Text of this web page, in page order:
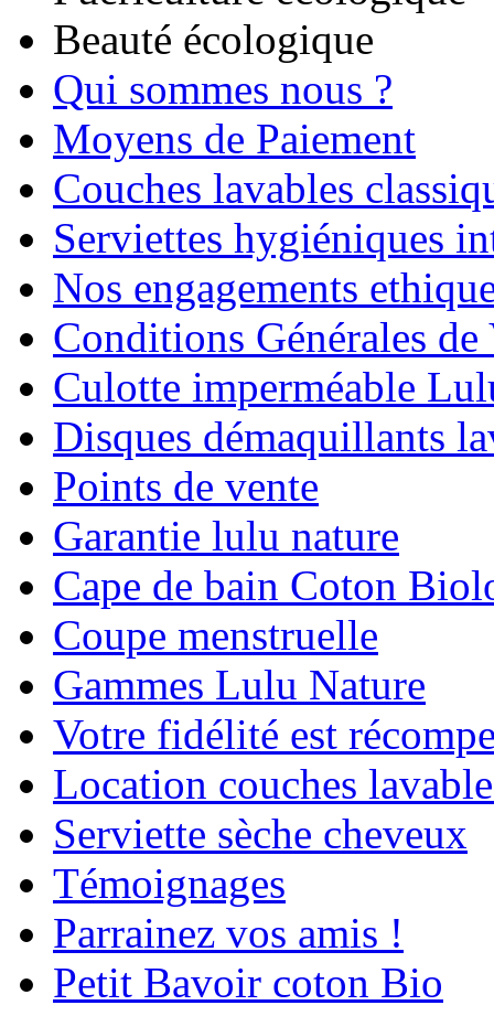
Beauté écologique
Qui sommes nous ?
Moyens de Paiement
Couches lavables
Serviettes hygiéniques
Nos engagements
Conditions Générales de
Culotte imperméable
Disques démaquillants
Points de vente
Garantie lulu nature
Cape de bain Coton
Coupe menstruelle
Gammes Lulu Nature
Votre fidélité est
Location couches
Serviette sèche cheveux
Témoignages
Parrainez vos amis !
Petit Bavoir coton Bio